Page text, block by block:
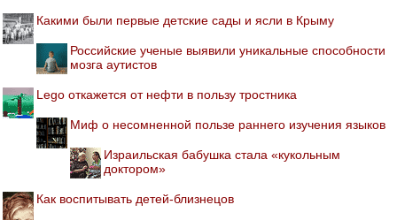
Какими были первые детские сады и ясли в Крыму
Российские ученые выявили уникальные способности
мозга аутистов
Lego откажется от нефти в пользу тростника
Миф о несомненной пользе раннего изучения языков
Израильская бабушка стала «кукольным
доктором»
Как воспитывать детей-близнецов